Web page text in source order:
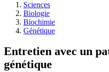
Sciences
Biologie
Biochimie
Génétique
Entretien avec un
génétique